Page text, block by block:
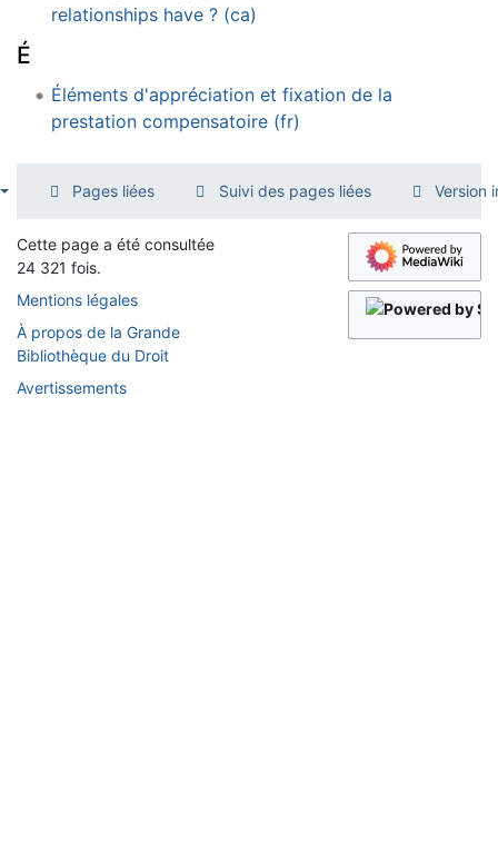
relationships have ? (ca)
É
Éléments d'appréciation et fixation de la
prestation compensatoire (fr)
Pages liées Suivi des pages liées Version
Cette page a été consultée
24 321 fois.
Mentions légales
À propos de la Grande
Bibliothèque du Droit
Avertissements